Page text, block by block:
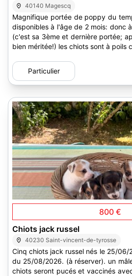
40140 Magescq
Magnifique portée de poppy du
disponibles à l'âge de 2 mois: donc
(c'est sa 3ème et dernière portée; après se sera une retraite
Particulier
800 €
Chiots jack russel
40230 Saint-vincent-de-tyrosse
Cinq chiots jack russel nés le 25/
du 25/08/2026. (à réserver). un mâle et quatre femelles. les
chiots seront pucés et vaccinés